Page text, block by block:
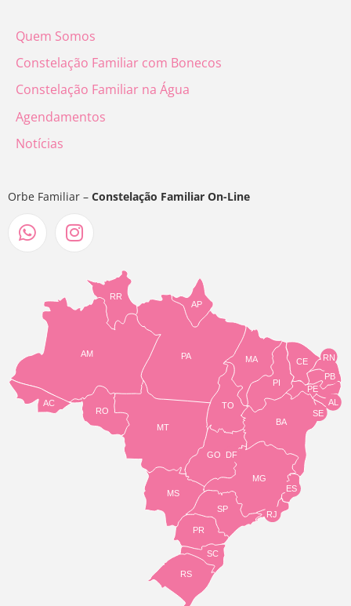
Quem Somos
Constelação Familiar com Bonecos
Constelação Familiar na Água
Agendamentos
Notícias
Orbe Familiar – Constelação Familiar On-Line
TO
BA
SE
PE
AL
RN
CE
PI
MA
AP
PA
RR
AM
AC
RO
MT
MS
GO
PR
SC
RS
SP
MG
RJ
ES
DF
PB